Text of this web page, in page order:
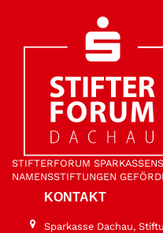
STIFTER­FORUM
NAMENS­STIFTUNGEN
KONTAKT
Sparkasse Dachau,